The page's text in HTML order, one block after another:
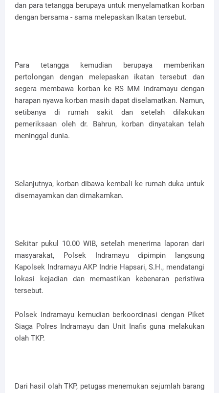
dan para tetangga berupaya untuk menyelamatkan korban
dengan bersama - sama melepaskan Ikatan tersebut.
Para tetangga kemudian berupaya memberikan
pertolongan dengan melepaskan ikatan tersebut dan
segera membawa korban ke RS MM Indramayu dengan
harapan nyawa korban masih dapat diselamatkan. Namun,
setibanya di rumah sakit dan setelah dilakukan
pemeriksaan oleh dr. Bahrun, korban dinyatakan telah
meninggal dunia.
Selanjutnya, korban dibawa kembali ke rumah duka untuk
disemayamkan dan dimakamkan.
Sekitar pukul 10.00 WIB, setelah menerima laporan dari
masyarakat, Polsek Indramayu dipimpin langsung
Kapolsek Indramayu AKP Indrie Hapsari, S.H., mendatangi
lokasi kejadian dan memastikan kebenaran peristiwa
tersebut.
Polsek Indramayu kemudian berkoordinasi dengan Piket
Siaga Polres Indramayu dan Unit Inafis guna melakukan
olah TKP.
Dari hasil olah TKP, petugas menemukan sejumlah barang